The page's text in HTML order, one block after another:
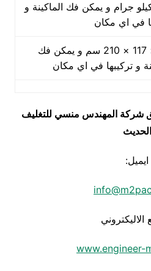
جرام و يمكن فك الماكينة و
في اي مكان
112 × 117 × 210 سم و يمكن فك
و تركيبها في اي مكان
شركة المهندس منسي للتغليف
الحديث
ايميل:
الاليكتروني
www.engineer-